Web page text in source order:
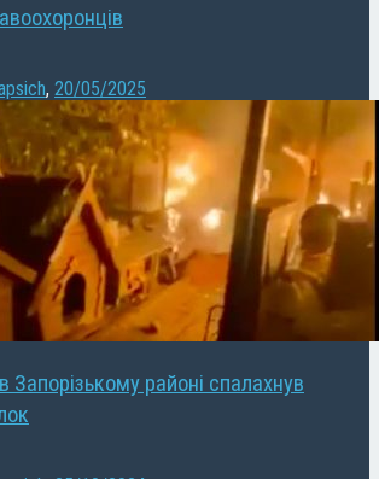
, 20/05/2025
Запорізькому районі спалахнув